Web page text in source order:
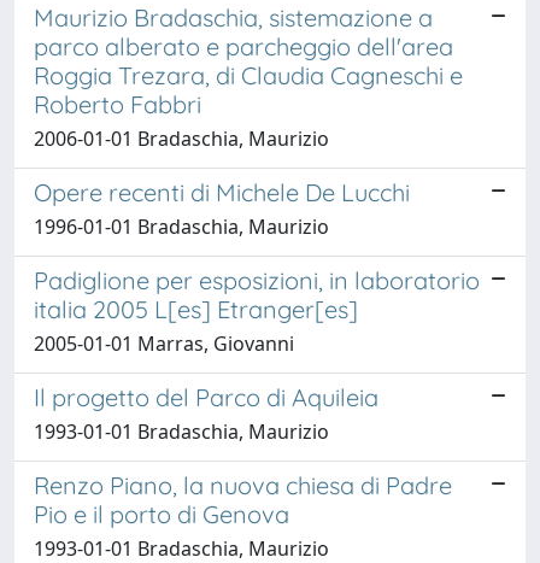
Maurizio Bradaschia, sistemazione a
parco alberato e parcheggio dell'area
Roggia Trezara, di Claudia Cagneschi e
Roberto Fabbri
2006-01-01 Bradaschia, Maurizio
Opere recenti di Michele De Lucchi
1996-01-01 Bradaschia, Maurizio
Padiglione per esposizioni, in laboratorio
italia 2005 L[es] Etranger[es]
2005-01-01 Marras, Giovanni
Il progetto del Parco di Aquileia
1993-01-01 Bradaschia, Maurizio
Renzo Piano, la nuova chiesa di Padre
Pio e il porto di Genova
1993-01-01 Bradaschia, Maurizio